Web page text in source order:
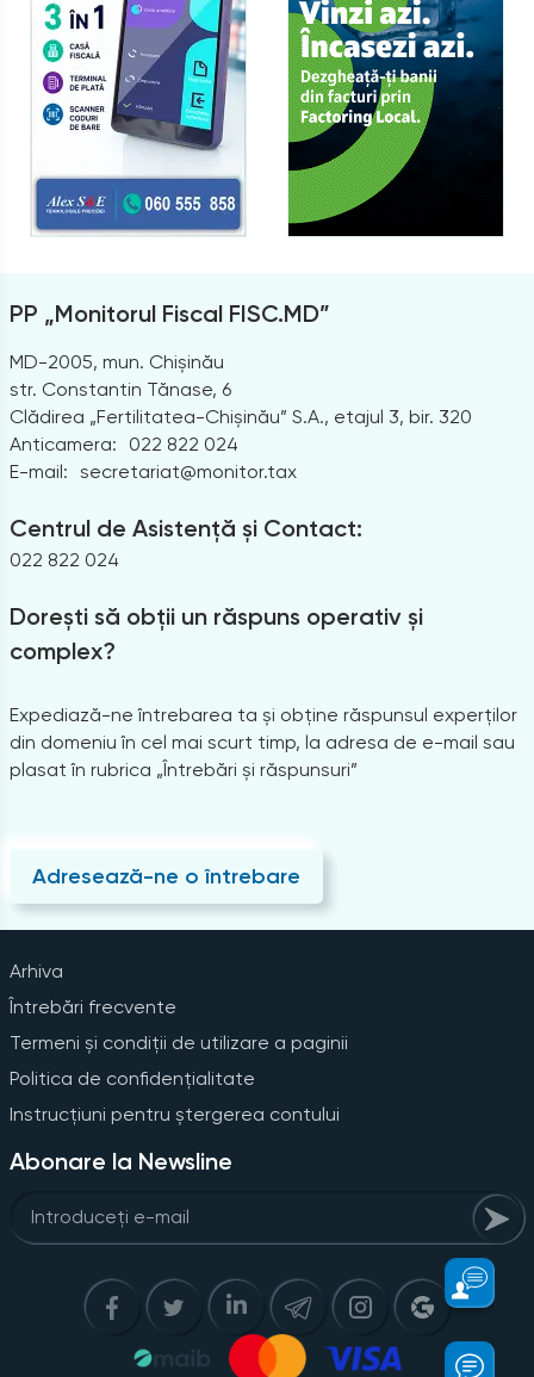
PP „Monitorul Fiscal FISC.MD”
MD-2005, mun. Chișinău
str. Constantin Tănase, 6
Clădirea „Fertilitatea-Chișinău” S.A., etajul 3, bir. 320
Anticamera:
022 822 024
E-mail: secretariat@monitor.tax
Centrul de Asistență și Contact:
022 822 024
Dorești să obții un răspuns operativ și
complex?
Expediază-ne întrebarea ta și obține răspunsul experților
din domeniu în cel mai scurt timp, la adresa de e-mail sau
plasat în rubrica „Întrebări și răspunsuri”
Adresează-ne o întrebare
Arhiva
Întrebări frecvente
Termeni și condiții de utilizare a paginii
Politica de confidențialitate
Instrucțiuni pentru ștergerea contului
Abonare la Newsline